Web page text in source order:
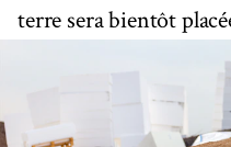
terre sera bientôt